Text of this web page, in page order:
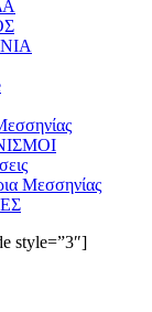
Μεσσηνίας
style=”3″]